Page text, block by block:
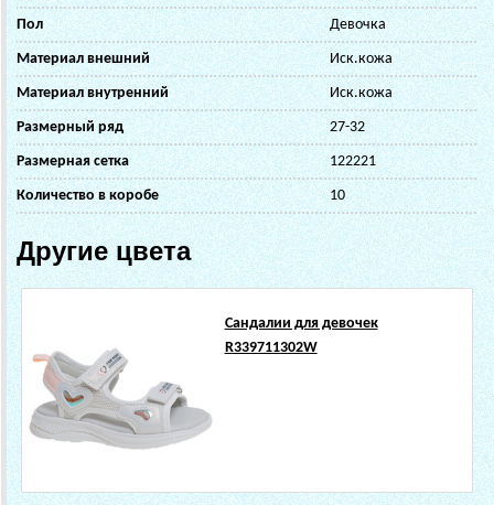
Пол Девочка
Материал внешний Иск.кожа
Материал внутренний Иск.кожа
Размерный ряд 27-32
Размерная сетка 122221
Количество в коробе 10
Другие цвета
Сандалии для девочек
R339711302W